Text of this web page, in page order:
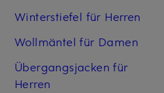
Winterstiefel für Herren
Wollmäntel für Damen
Übergangsjacken für
Herren